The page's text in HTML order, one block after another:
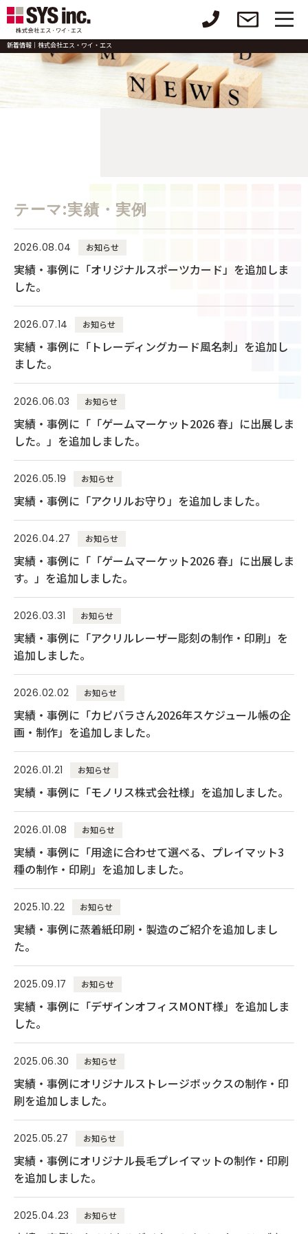
新着情報｜株式会社エス・ワイ・エス
テーマ:実績・実例
2026.08.04 お知らせ
実績・事例に「オリジナルスポーツカード」を追加しま
した。
2026.07.14 お知らせ
実績・事例に「トレーディングカード風名刺」を追加し
ました。
2026.06.03 お知らせ
実績・事例に「「ゲームマーケット2026 春」に出展しま
した。」を追加しました。
2026.05.19 お知らせ
実績・事例に「アクリルお守り」を追加しました。
2026.04.27 お知らせ
実績・事例に「「ゲームマーケット2026 春」に出展しま
す。」を追加しました。
2026.03.31 お知らせ
実績・事例に「アクリルレーザー彫刻の制作・印刷」を
追加しました。
2026.02.02 お知らせ
実績・事例に「カピバラさん2026年スケジュール帳の企
画・制作」を追加しました。
2026.01.21 お知らせ
実績・事例に「モノリス株式会社様」を追加しました。
2026.01.08 お知らせ
実績・事例に「用途に合わせて選べる、プレイマット3
種の制作・印刷」を追加しました。
2025.10.22 お知らせ
実績・事例に蒸着紙印刷・製造のご紹介を追加しまし
た。
2025.09.17 お知らせ
実績・事例に「デザインオフィスMONT様」を追加しま
した。
2025.06.30 お知らせ
実績・事例にオリジナルストレージボックスの制作・印
刷を追加しました。
2025.05.27 お知らせ
実績・事例にオリジナル長毛プレイマットの制作・印刷
を追加しました。
2025.04.23 お知らせ